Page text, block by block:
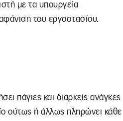
με τα υπουργεία
του εργοστασίου.
πάγιες και διαρκείς ανάγκες
ούτως ή άλλως πληρώνει κάθε